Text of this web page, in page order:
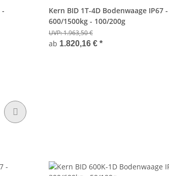
-
Kern BID 1T-4D Bodenwaage IP67 -
600/1500kg - 100/200g
UVP:1.963,50 €
ab 1.820,16 € *